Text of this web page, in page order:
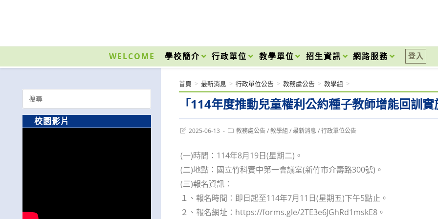
內
WELCOME 學校簡介 行政單位 教學單位 招生資訊 網路服務 登入
「114年度推動兒童權利公約種子教師增能回訓
首頁 > 最新消息 > 行政單位公告 > 教務處公告 > 教學組 >
Post2025-06-13
Post教務處公告 / 教學組 / 最新消息 / 行政單位公告
(一)時間：114年8月19日(星期二)。
(二)地點：國立竹科實中第一會議室(新竹市介壽路300號)。
(三)報名資訊：
１、報名時間：即日起至114年7月11日(星期五)下午5點止。
２、報名網址：https://forms.gle/2TE3e6JGhRd1mskE8。
Search
for:
校園影片